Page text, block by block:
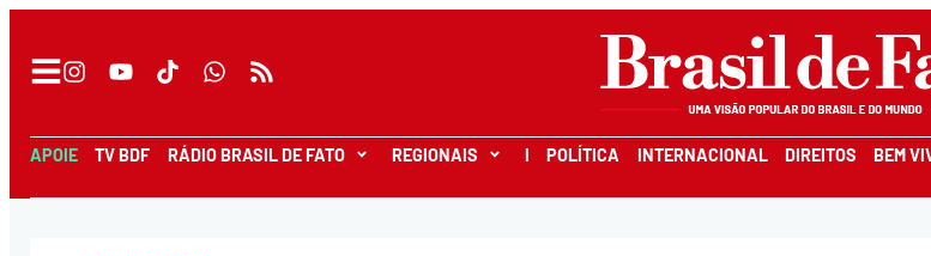
APOIE TV BDF RÁDIO BRASIL DE FATO REGIONAIS I POLÍTICA INTERNACIONAL DIREITOS BEM